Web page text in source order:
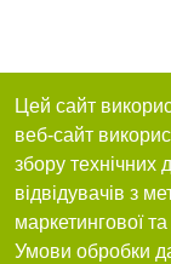
Цей сайт
веб-сайт
збору технічних
відвідувачів з
маркетингової
Умови обробки